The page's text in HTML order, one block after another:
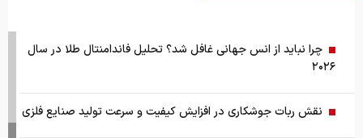
چرا نباید از انس جهانی غافل شد؟ تحلیل فاندامنتال طلا در سال
۲۰۲۶
نقش ربات جوشکاری در افزایش کیفیت و سرعت تولید صنایع فلزی